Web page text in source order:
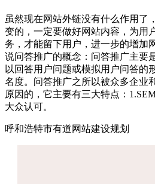
虽然现在网站外链没有什么作用了
变的，一定要做好网站内容，为用
务，才能留下用户，进一步的增加
说问答推广的概念：问答推广主要
以回答用户问题或模拟用户问答的
名度。问答推广之所以被众多企业
原因的，它主要有三大特点：
大众认可。
呼和浩特市有道网站建设规划